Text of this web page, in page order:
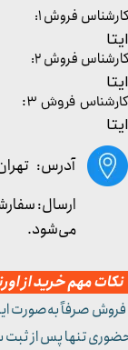
کارشناس فروش ۳:
ایتا
آدرس:
مهم خرید از
صرفاً به‌صورت
تنها پس از ثبت
کارشناس فروش ۱:
ایتا
کارشناس فروش ۲:
ایتا
ارسال:
می‌شود.